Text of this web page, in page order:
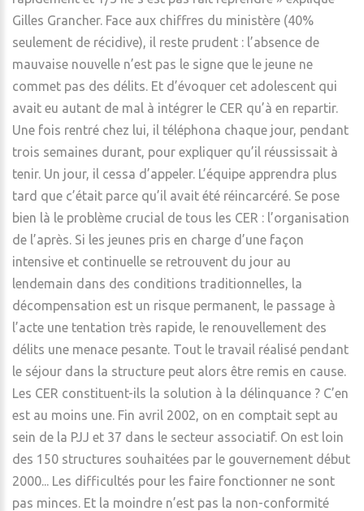
Gilles Grancher. Face aux chiffres du ministère (40%
seulement de récidive), il reste prudent : l’absence de
mauvaise nouvelle n’est pas le signe que le jeune ne
commet pas des délits. Et d’évoquer cet adolescent qui
avait eu autant de mal à intégrer le CER qu’à en repartir.
Une fois rentré chez lui, il téléphona chaque jour, pendant
trois semaines durant, pour expliquer qu’il réussissait à
tenir. Un jour, il cessa d’appeler. L’équipe apprendra plus
tard que c’était parce qu’il avait été réincarcéré. Se pose
bien là le problème crucial de tous les CER : l’organisation
de l’après. Si les jeunes pris en charge d’une façon
intensive et continuelle se retrouvent du jour au
lendemain dans des conditions traditionnelles, la
décompensation est un risque permanent, le passage à
l’acte une tentation très rapide, le renouvellement des
délits une menace pesante. Tout le travail réalisé pendant
le séjour dans la structure peut alors être remis en cause.
Les CER constituent-ils la solution à la délinquance ? C’en
est au moins une. Fin avril 2002, on en comptait sept au
sein de la PJJ et 37 dans le secteur associatif. On est loin
des 150 structures souhaitées par le gouvernement début
2000... Les difficultés pour les faire fonctionner ne sont
pas minces. Et la moindre n’est pas la non-conformité